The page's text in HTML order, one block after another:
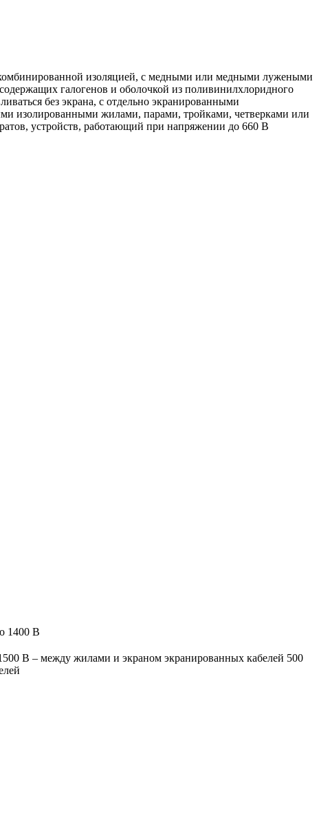
комбинированной изоляцией, с медными или медными лужеными
галогенов и оболочкой из поливинилхлоридного
без экрана, с отдельно экранированными
изолированными жилами, парами, тройками, четверками или
устройств, работающий при напряжении до 660 В
1400 В
В – между жилами и экраном экранированных кабелей 500